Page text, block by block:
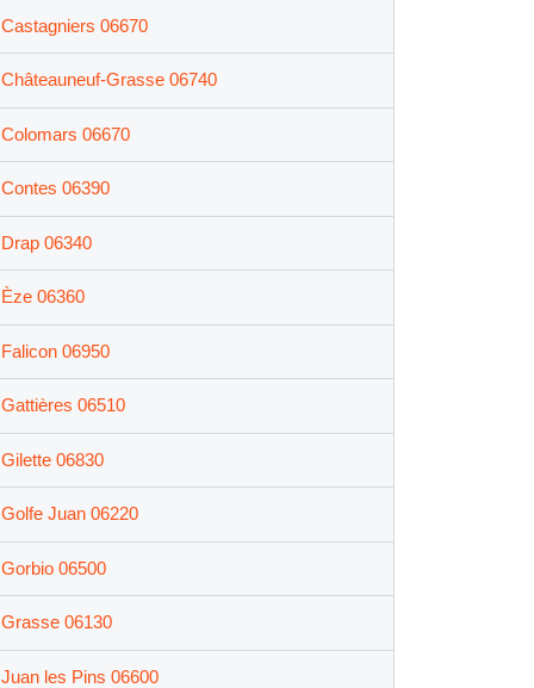
Castagniers 06670
Châteauneuf-Grasse 06740
Colomars 06670
Contes 06390
Drap 06340
Èze 06360
Falicon 06950
Gattières 06510
Gilette 06830
Golfe Juan 06220
Gorbio 06500
Grasse 06130
Juan les Pins 06600